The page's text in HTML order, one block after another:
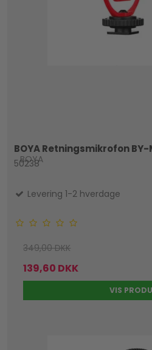
BOYA Retningsmikrofon BY-
BOYA
50238
Levering 1-2 hverdage
349,00 DKK
139,60 DKK
VIS